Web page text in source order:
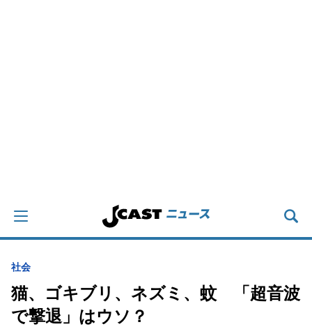
社会
猫、ゴキブリ、ネズミ、蚊 「超音波
で撃退」はウソ？